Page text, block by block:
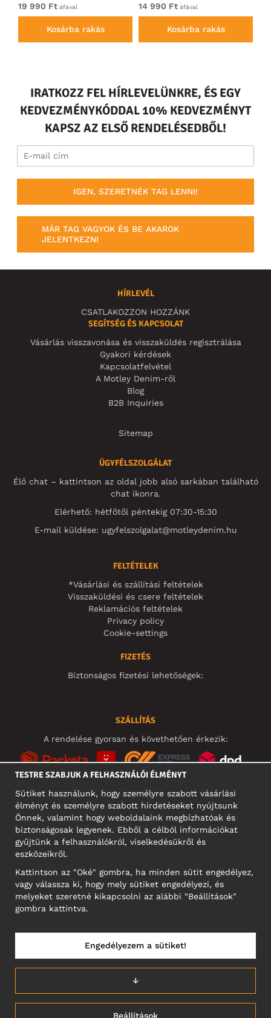
19 990 Ft áfával
Kosárba rakás
14 990 Ft áfával
Kosárba rakás
IRATKOZZ FEL HÍRLEVELÜNKRE, ÉS EGY
KEDVEZMÉNYKÓDDAL 10% KEDVEZMÉNYT
KAPSZ AZ ELSŐ RENDELÉSEDBŐL!
IGEN, SZERETNÉK TAG LENNI!
MÁR TAG VAGYOK ÉS BE AKAROK
JELENTKEZNI
HÍRLEVÉL
CSATLAKOZZON HOZZÁNK
SEGÍTSÉG ÉS KAPCSOLAT
Vásárlás visszavonása és visszaküldés regisztrálása
Gyakori kérdések
Kapcsolatfelvétel
A Motley Denim-ről
Blog
B2B Inquiries
Sitemap
ÜGYFÉLSZOLGÁLAT
Élő chat – kattintson az oldal jobb alsó sarkában található
chat ikonra.
Elérhető: hétfőtől péntekig 07:30-15:30
E-mail küldése: ugyfelszolgalat@motleydenim.hu
FELTÉTELEK
*Vásárlási és szállítási feltételek
Visszaküldési és csere feltételek
Reklamációs feltételek
Privacy policy
Cookie-settings
FIZETÉS
Biztonságos fizetési lehetőségek:
SZÁLLÍTÁS
A rendelése gyorsan és követhetően érkezik:
KÖZÖSSÉGI MÉDIA
Motley Denim Europe OÜ
Narva mnt 5, EE-10117 Tallinn
Reg: 12356245
MAGYARORSZÁG/MAGYAR
TESTRE SZABJUK A FELHASZNÁLÓI ÉLMÉNYT
Sütiket használunk, hogy személyre szabott vásárlási
élményt és személyre szabott hirdetéseket nyújtsunk
Önnek, valamint hogy weboldalaink megbízhatóak és
biztonságosak legyenek. Ebből a célból információkat
gyűjtünk a felhasználókról, viselkedésükről és
eszközeikről.
Kattintson az "Oké" gombra, ha minden sütit engedélyez,
vagy válassza ki, hogy mely sütiket engedélyezi, és
melyeket szeretné kikapcsolni az alábbi "Beállítások"
gombra kattintva.
Beállítások
↓
Engedélyezem a sütiket!